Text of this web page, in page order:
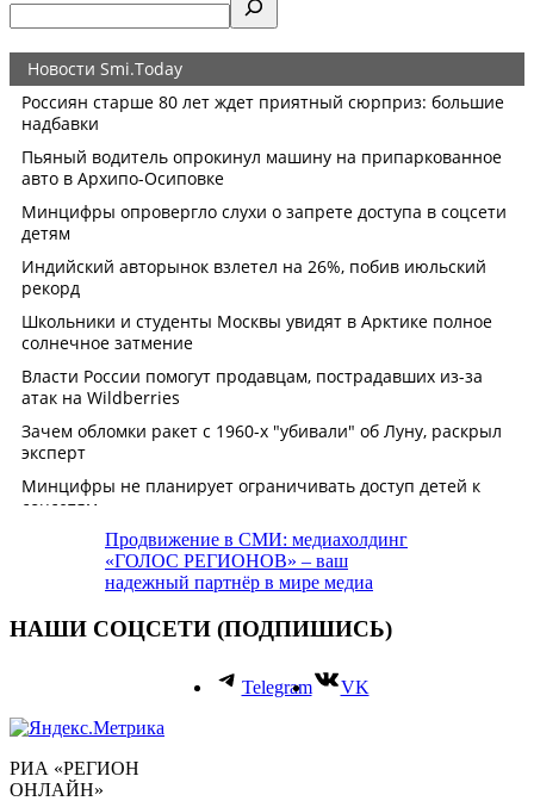
Продвижение в СМИ: медиахолдинг
«ГОЛОС РЕГИОНОВ» – ваш
надежный партнёр в мире медиа
НАШИ СОЦСЕТИ (ПОДПИШИСЬ)
Telegram VK
РИА «РЕГИОН
ОНЛАЙН»